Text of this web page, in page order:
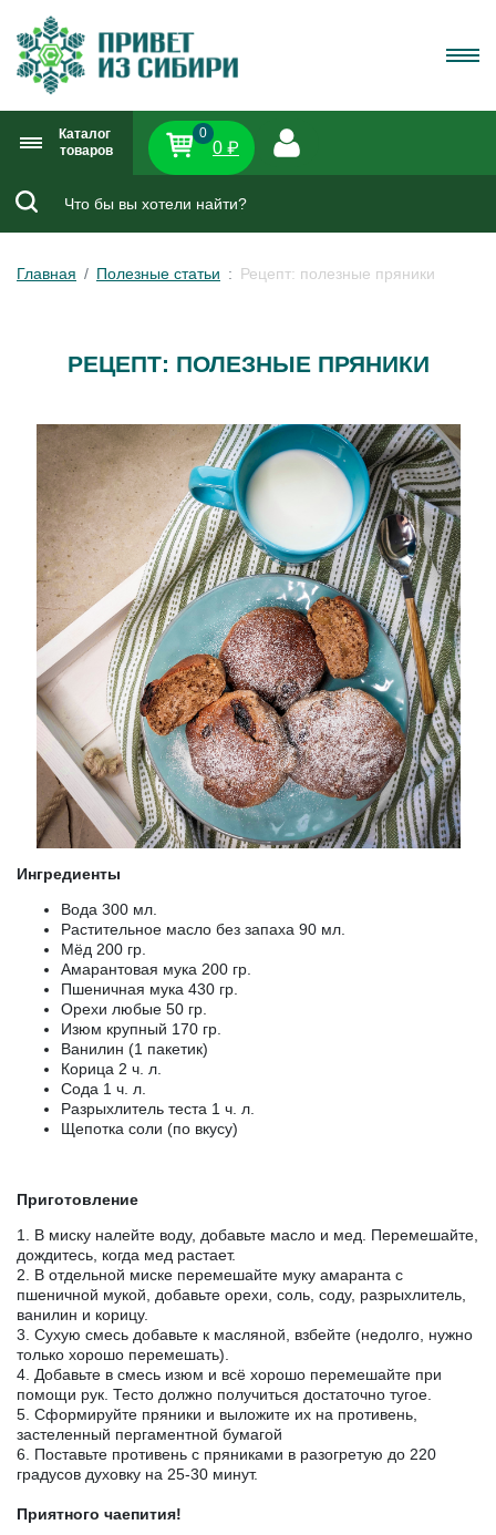
Каталог
товаров
0
0 ₽
Главная Полезные статьи Рецепт: полезные пряники
РЕЦЕПТ: ПОЛЕЗНЫЕ ПРЯНИКИ
Ингредиенты
Вода 300 мл.
Растительное масло без запаха 90 мл.
Мёд 200 гр.
Амарантовая мука 200 гр.
Пшеничная мука 430 гр.
Орехи любые 50 гр.
Изюм крупный 170 гр.
Ванилин (1 пакетик)
Корица 2 ч. л.
Сода 1 ч. л.
Разрыхлитель теста 1 ч. л.
Щепотка соли (по вкусу)
Приготовление
1. В миску налейте воду, добавьте масло и мед. Перемешайте,
дождитесь, когда мед растает.
2. В отдельной миске перемешайте муку амаранта с
пшеничной мукой, добавьте орехи, соль, соду, разрыхлитель,
ванилин и корицу.
3. Сухую смесь добавьте к масляной, взбейте (недолго, нужно
только хорошо перемешать).
4. Добавьте в смесь изюм и всё хорошо перемешайте при
помощи рук. Тесто должно получиться достаточно тугое.
5. Сформируйте пряники и выложите их на противень,
застеленный пергаментной бумагой
6. Поставьте противень с пряниками в разогретую до 220
градусов духовку на 25-30 минут.
Приятного чаепития!